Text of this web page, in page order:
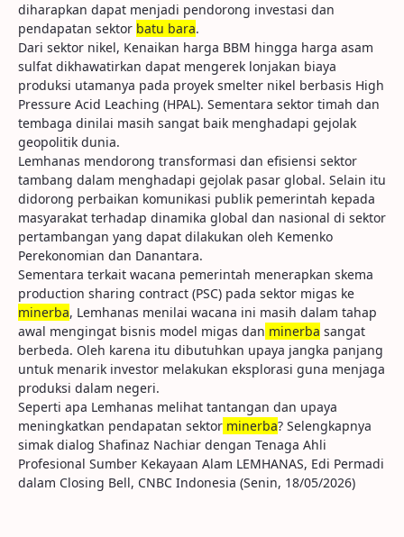
diharapkan dapat menjadi pendorong investasi dan
pendapatan sektor batu bara.
Dari sektor nikel, Kenaikan harga BBM hingga harga asam
sulfat dikhawatirkan dapat mengerek lonjakan biaya
produksi utamanya pada proyek smelter nikel berbasis High
Pressure Acid Leaching (HPAL). Sementara sektor timah dan
tembaga dinilai masih sangat baik menghadapi gejolak
geopolitik dunia.
Lemhanas mendorong transformasi dan efisiensi sektor
tambang dalam menghadapi gejolak pasar global. Selain itu
didorong perbaikan komunikasi publik pemerintah kepada
masyarakat terhadap dinamika global dan nasional di sektor
pertambangan yang dapat dilakukan oleh Kemenko
Perekonomian dan Danantara.
Sementara terkait wacana pemerintah menerapkan skema
production sharing contract (PSC) pada sektor migas ke
minerba, Lemhanas menilai wacana ini masih dalam tahap
awal mengingat bisnis model migas dan minerba sangat
berbeda. Oleh karena itu dibutuhkan upaya jangka panjang
untuk menarik investor melakukan eksplorasi guna menjaga
produksi dalam negeri.
Seperti apa Lemhanas melihat tantangan dan upaya
meningkatkan pendapatan sektor minerba? Selengkapnya
simak dialog Shafinaz Nachiar dengan Tenaga Ahli
Profesional Sumber Kekayaan Alam LEMHANAS, Edi Permadi
dalam Closing Bell, CNBC Indonesia (Senin, 18/05/2026)